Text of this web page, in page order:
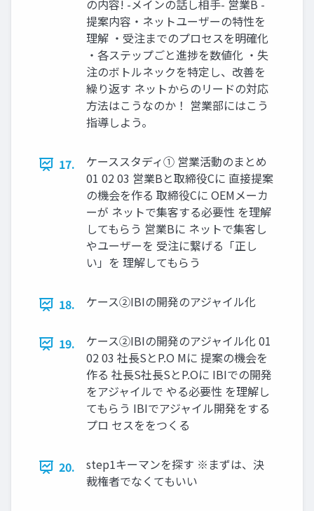
の内容! -メインの話し相⼿- 営業B -
提案内容・ネットユーザーの特性を
理解 ・受注までのプロセスを明確化
・各ステップごと進捗を数値化 ・失
注のボトルネックを特定し、改善を
繰り返す ネットからのリードの対応
⽅法はこうなのか！ 営業部にはこう
指導しよう。
17.
ケーススタディ① 営業活動のまとめ
01 02 03 営業Bと取締役Cに 直接提案
の機会を作る 取締役Cに OEMメーカ
ーが ネットで集客する必要性 を理解
してもらう 営業Bに ネットで集客し
やユーザーを 受注に繋げる「正し
い」を 理解してもらう
18. ケース②IBIの開発のアジャイル化
19.
ケース②IBIの開発のアジャイル化 01
02 03 社⻑SとP.O Mに 提案の機会を
作る 社⻑S社⻑SとP.Oに IBIでの開発
をアジャイルで やる必要性 を理解し
てもらう IBIでアジャイル開発をする
プロ セスををつくる
20.
step1キーマンを探す ※まずは、決
裁権者でなくてもいい